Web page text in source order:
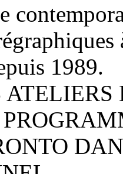
1989.